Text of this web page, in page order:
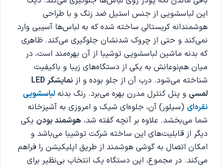
این لباسشویی از جنس استیل ضد زنگ و با طراحی
هوشمندانه کریستالی ساخته شده که به لباس‌ها آسیبی وارد
نمی‌کند و حتی از چروک شدنشان جلوگیری می‌کند. ظاهری
که بدنه ماشین لباسشویی توشیبا از آن بهره‌مند است، در
میان هم‌نوعانش به یکی از دستگاه‌های زیبا و باکیفیت
شناخته می‌شود. درب آن از جلو بوده و از
نمایشگر LED
لمسی و پنل کنترل مدرن بهره می‌برد. رنگ بدنه لباسشویی
نقره‌ای (سیلور) آن، جلوه‌ای شیک و امروزی به آشپزخانه
شما می‌بخشد. علاوه بر آنچه گفته شد، هوشمند بودن یکی
دیگر از قابلیت‌های این ساخته شرکت توشیبا می‌باشد و
امکان اتصال به گوشی هوشمند از طریق اپلیکیشن را فراهم
می‌کند. در مجموع، این دستگاه یک انتخاب بی‌نظیر برای